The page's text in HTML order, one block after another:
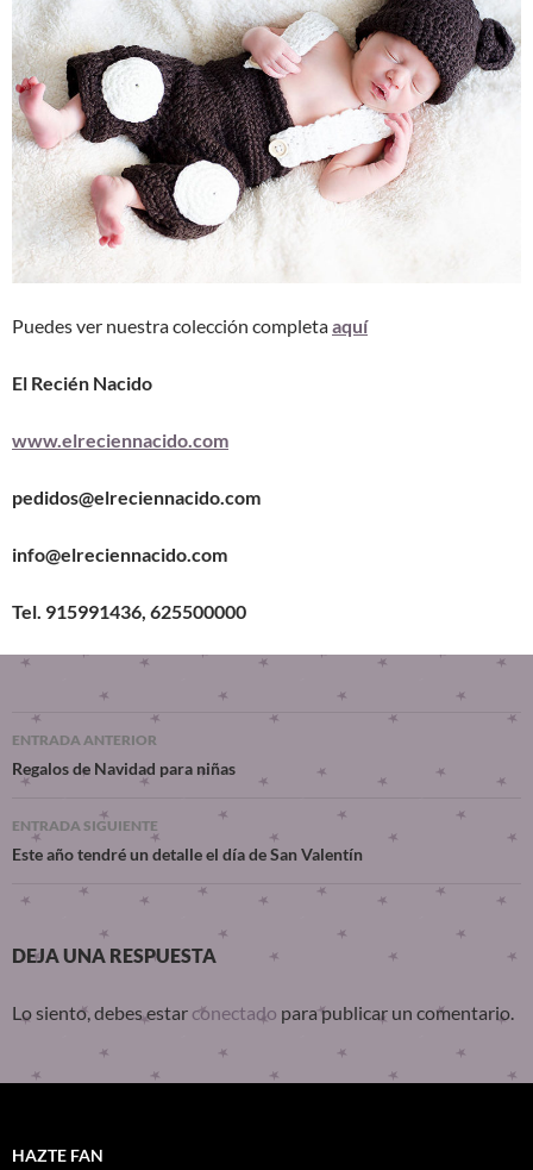
Puedes ver nuestra colección completaaquí
El Recién Nacido
www.elreciennacido.com
pedidos@elreciennacido.com
info@elreciennacido.com
Tel. 915991436, 625500000
ENTRADA ANTERIOR
Regalos de Navidad para niñas
ENTRADA SIGUIENTE
Este año tendré un detalle el día de San Valentín
DEJA UNA RESPUESTA
Lo siento, debes estar conectado para publicar un comentario.
HAZTE FAN